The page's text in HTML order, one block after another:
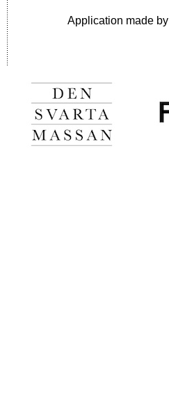
Application made by